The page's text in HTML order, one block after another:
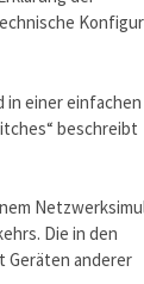
in einer einfachen
beschreibt
Die in den
Geräten anderer